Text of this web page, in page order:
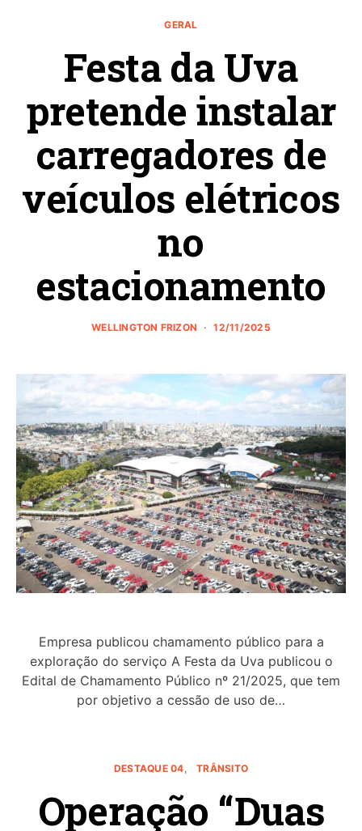
GERAL
Festa da Uva
pretende instalar
carregadores de
veículos elétricos
no
estacionamento
WELLINGTON FRIZON 12/11/2025
Empresa publicou chamamento público para a
exploração do serviço A Festa da Uva publicou o
Edital de Chamamento Público nº 21/2025, que tem
por objetivo a cessão de uso de…
DESTAQUE 04 TRÂNSITO
Operação “Duas